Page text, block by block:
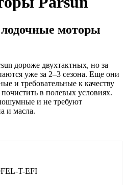
моторы
дороже двухтактных, но за
уже за 2–3 сезона. Еще они
и требовательные к качеству
в полевых условиях.
и не требуют
и масла.
T-EFI